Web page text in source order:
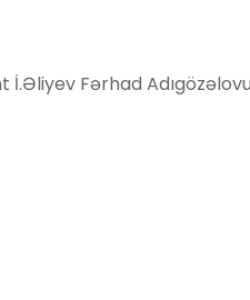
İ.Əliyev Fərhad